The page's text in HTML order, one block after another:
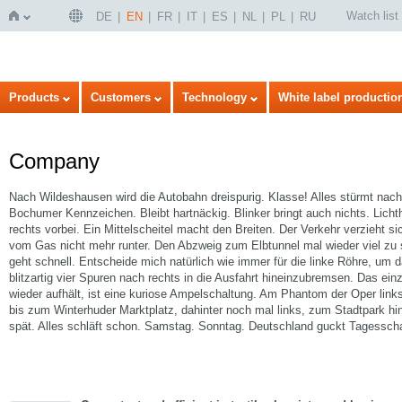
Home
DE EN FR IT ES NL PL RU Watch list
Products Customers Technology White label
Company
Nach Wildeshausen wird die Autobahn dreispurig. Klasse! Alles stürmt
Bochumer Kennzeichen. Bleibt hartnäckig. Blinker bringt auch nichts.
rechts vorbei. Ein Mittelscheitel macht den Breiten. Der Verkehr verzieht
vom Gas nicht mehr runter. Den Abzweig zum Elbtunnel mal wieder viel
geht schnell. Entscheide mich natürlich wie immer für die linke Röhre, um
blitzartig vier Spuren nach rechts in die Ausfahrt hineinzubremsen. Das
wieder aufhält, ist eine kuriose Ampelschaltung. Am Phantom der Oper
bis zum Winterhuder Marktplatz, dahinter noch mal links, zum Stadtpark
spät. Alles schläft schon. Samstag. Sonntag. Deutschland guckt